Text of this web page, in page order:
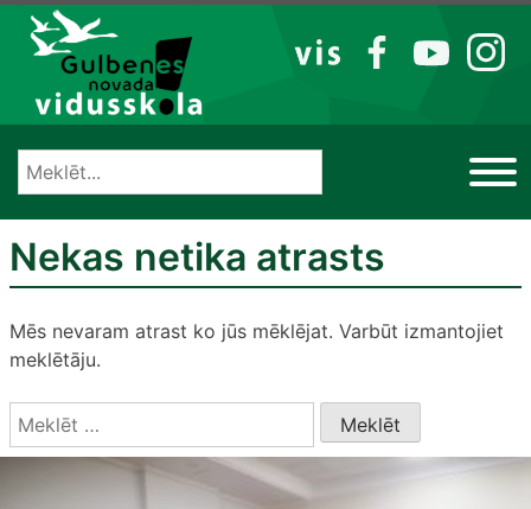
Izlaist
VIS
FB YT IG
Nekas netika atrasts
Mēs nevaram atrast ko jūs mēklējat. Varbūt izmantojiet
meklētāju.
Meklēt: